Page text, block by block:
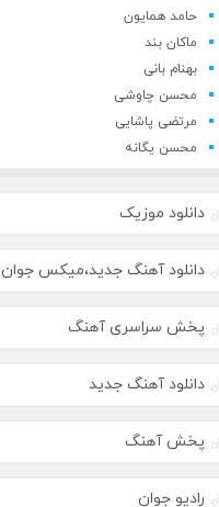
حامد همایون
ماکان بند
بهنام بانی
محسن چاوشی
مرتضی پاشایی
محسن یگانه
دانلود موزیک
دانلود آهنگ جدید،میکس جوان
پخش سراسری آهنگ
دانلود آهنگ جدید
پخش آهنگ
رادیو جوان